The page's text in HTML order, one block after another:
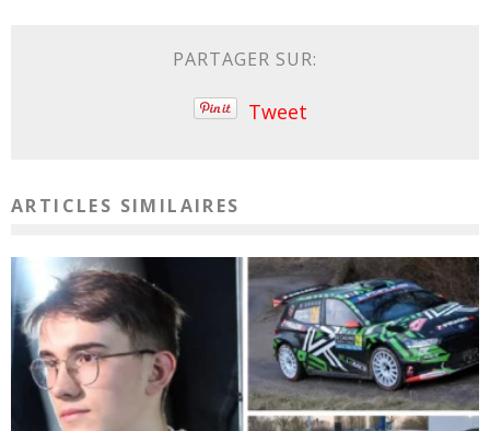
PARTAGER SUR:
Tweet
ARTICLES SIMILAIRES